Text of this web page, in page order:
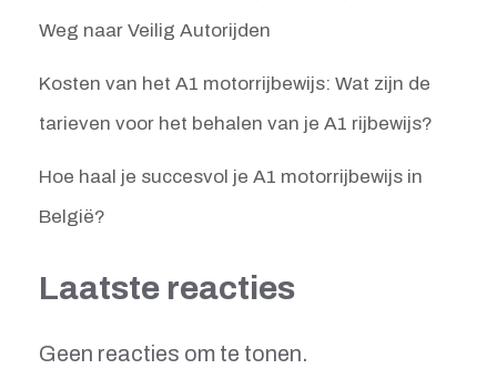
Weg naar Veilig Autorijden
Kosten van het A1 motorrijbewijs: Wat zijn de
tarieven voor het behalen van je A1 rijbewijs?
Hoe haal je succesvol je A1 motorrijbewijs in
België?
Laatste reacties
Geen reacties om te tonen.